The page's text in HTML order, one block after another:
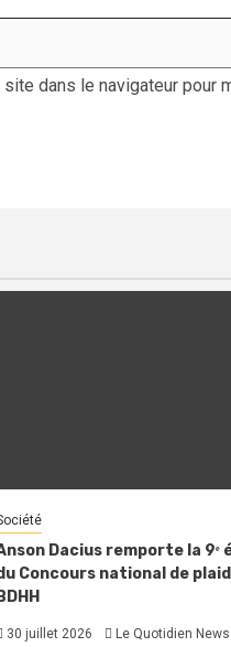
dans le navigateur pour
Dacius remporte la 9ᵉ
Concours national de
30 juillet 2026 Le Quotidien News